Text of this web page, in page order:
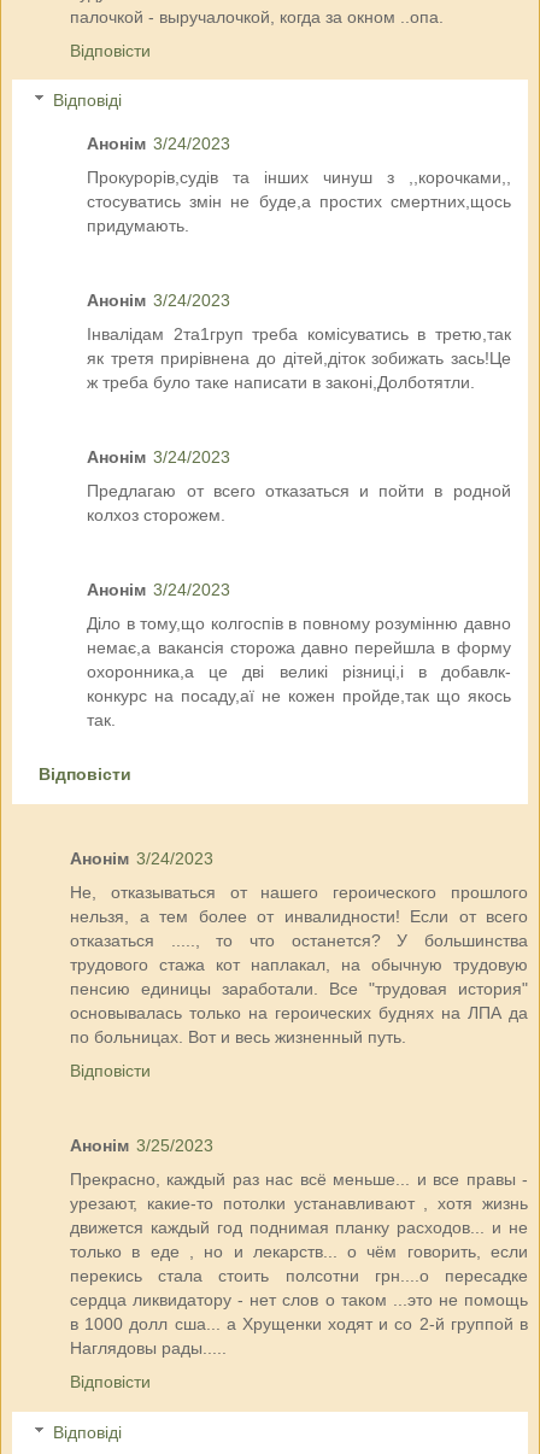
палочкой - выручалочкой, когда за окном ..опа.
Відповісти
Відповіді
Анонім 3/24/2023
Прокурорів,судів та інших чинуш з ,,корочками,,
стосуватись змін не буде,а простих смертних,щось
придумають.
Анонім 3/24/2023
Інвалідам 2та1груп треба комісуватись в третю,так
як третя прирівнена до дітей,діток зобижать зась!Це
ж треба було таке написати в законі,Долботятли.
Анонім 3/24/2023
Предлагаю от всего отказаться и пойти в родной
колхоз сторожем.
Анонім 3/24/2023
Діло в тому,що колгоспів в повному розумінню давно
немає,а вакансія сторожа давно перейшла в форму
охоронника,а це дві великі різниці,і в добавлк-
конкурс на посаду,аї не кожен пройде,так що якось
так.
Відповісти
Анонім 3/24/2023
Не, отказываться от нашего героического прошлого
нельзя, а тем более от инвалидности! Если от всего
отказаться ....., то что останется? У большинства
трудового стажа кот наплакал, на обычную трудовую
пенсию единицы заработали. Все "трудовая история"
основывалась только на героических буднях на ЛПА да
по больницах. Вот и весь жизненный путь.
Відповісти
Анонім 3/25/2023
Прекрасно, каждый раз нас всё меньше... и все правы -
урезают, какие-то потолки устанавливают , хотя жизнь
движется каждый год поднимая планку расходов... и не
только в еде , но и лекарств... о чём говорить, если
перекись стала стоить полсотни грн....о пересадке
сердца ликвидатору - нет слов о таком ...это не помощь
в 1000 долл сша... а Хрущенки ходят и со 2-й группой в
Наглядовы рады.....
Відповісти
Відповіді